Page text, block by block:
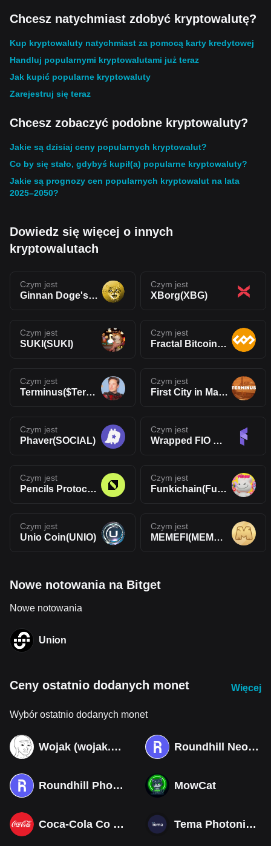
Chcesz natychmiast zdobyć kryptowalutę?
Kup kryptowaluty natychmiast za pomocą karty kredytowej
Handluj popularnymi kryptowalutami już teraz
Jak kupić popularne kryptowaluty
Zarejestruj się teraz
Chcesz zobaczyć podobne kryptowaluty?
Jakie są dzisiaj ceny popularnych kryptowalut?
Co by się stało, gdybyś kupił(a) popularne kryptowaluty?
Jakie są prognozy cen popularnych kryptowalut na lata
2025–2050?
Dowiedz się więcej o innych
kryptowalutach
Czym jest
Ginnan Doge's Brother(GINNAN)
Czym jest
XBorg(XBG)
Czym jest
SUKI(SUKI)
Czym jest
Fractal Bitcoin(FB)
Czym jest
Terminus($Terminus)
Czym jest
First City in Mars(TERMINUS)
Czym jest
Phaver(SOCIAL)
Czym jest
Wrapped FIO Protocol(WFIO)
Czym jest
Pencils Protocol(DAPP)
Czym jest
Funkichain(Funki)
Czym jest
Unio Coin(UNIO)
Czym jest
MEMEFI(MEMEFI)
Nowe notowania na Bitget
Nowe notowania
Union
Ceny ostatnio dodanych monet Więcej
Wybór ostatnio dodanych monet
Wojak (wojak.art) Roundhill Neocloud ETF (Derivatives)
Roundhill Photonics & Optics ETF (Derivatives) MowCat
Coca-Cola Co (Derivatives) Tema Photonics & Optical ETF